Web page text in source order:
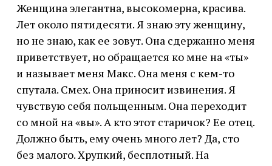
Женщина элегантна, высокомерна, красива.
Лет около пятидесяти. Я знаю эту женщину,
но не знаю, как ее зовут. Она сдержанно меня
приветствует, но обращается ко мне на «ты»
и называет меня Макс. Она меня с кем-то
спутала. Смех. Она приносит извинения. Я
чувствую себя польщенным. Она переходит
со мной на «вы». А кто этот старичок? Ее отец.
Должно быть, ему очень много лет? Да, сто
без малого. Хрупкий, бесплотный. На